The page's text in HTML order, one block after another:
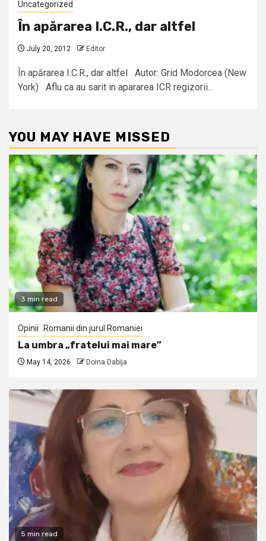
Uncategorized
În apărarea I.C.R., dar altfel
July 20, 2012 Editor
În apărarea I.C.R., dar altfel Autor: Grid Modorcea (New
York) Aflu ca au sarit in apararea ICR regizorii...
YOU MAY HAVE MISSED
3 min read
Opinii Romanii din jurul Romaniei
La umbra „fratelui mai mare”
May 14, 2026 Doina Dabija
5 min read